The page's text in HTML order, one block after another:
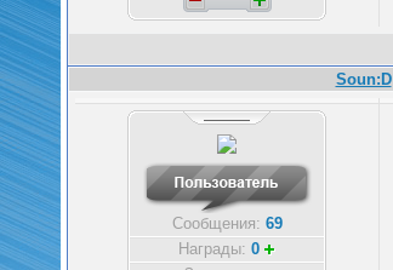
Soun:D
Сообщения: 69
Награды: 0